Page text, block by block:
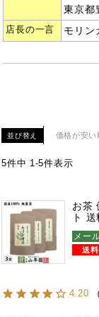
東京都
店長の一言 モリン
並び替え 価格が安い
5件中 1-5件表示
お茶
ト
メー
4.20